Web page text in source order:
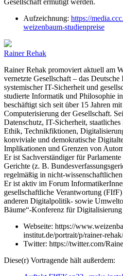
Gesellschaft ermutigt werden.
Aufzeichnung: https://
weizenbaum-studienpreise
Rainer Rehak
Rainer Rehak promoviert aktuell am
vernetzte Gesellschaft – das
systemischer IT-Sicherheit und
studierte Informatik und Philosophie
beschäftigt sich seit über 15 Jahren
Computerisierung der Gesellschaft.
Datenschutz, IT-Sicherheit,
Ethik, Technikfiktionen,
konviviale und demokratische
Implikationen und Grenzen von
Er ist Sachverständiger für
Gerichte (z. B.
regelmäßig in nicht-
Er ist aktiv im Forum
gesellschaftliche Verantwortung
anderen Digitalpolitik- sowie
Bäume“-Konferenz für
Webseite: https://
institut.de/portrait/p/rainer-rehak/
Twitter: https://twitter.com/
Diese(r) Vortragende hält außerdem: